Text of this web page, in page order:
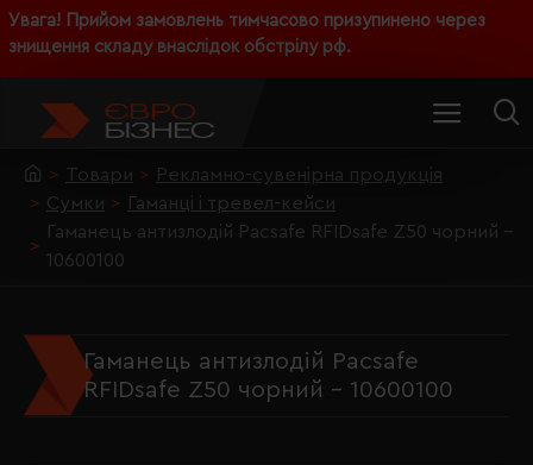
Увага! Прийом замовлень тимчасово призупинено через
знищення складу внаслідок обстрілу рф.
Товари
Рекламно-сувенірна продукція
Сумки
Гаманці і тревел-кейси
Гаманець антизлодій Pacsafe RFIDsafe Z50 чорний -
10600100
Гаманець антизлодій Pacsafe
RFIDsafe Z50 чорний - 10600100